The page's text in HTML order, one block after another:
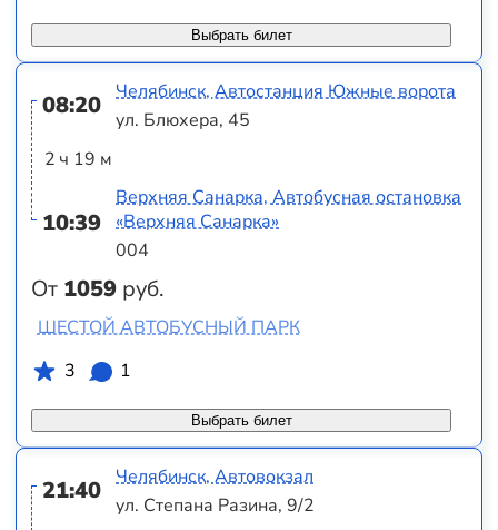
Выбрать билет
08:20
2 ч 19 м
10:39
От 1059 руб.
Челябинск, Автостанция Южные ворота
ул. Блюхера, 45
Верхняя Санарка, Автобусная остановка
«Верхняя Санарка»
004
Выбрать билет
ШЕСТОЙ АВТОБУСНЫЙ ПАРК
3
1
21:40
Челябинск, Автовокзал
ул. Степана Разина, 9/2